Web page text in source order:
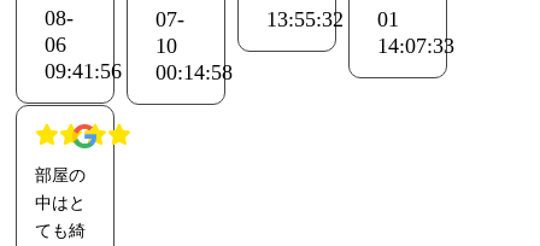
08-
06
09:41:56
た。
こちら
から少
07-
10
00:14:58
るあっ
13:55:32
ウトも
無人で
01
14:07:33
部屋の
中はと
ても綺